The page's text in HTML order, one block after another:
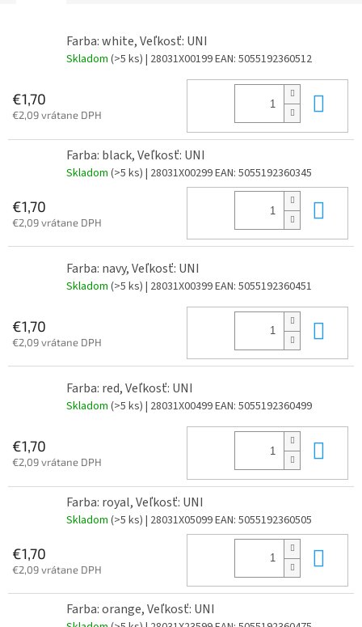
Farba: white, Veľkosť: UNI
Skladom (>5 ks) | 28031X00199EAN: 5055192360512
€1,70
€2,09 vrátane DPH
Farba: black, Veľkosť: UNI
Skladom (>5 ks) | 28031X00299EAN: 5055192360345
€1,70
€2,09 vrátane DPH
Farba: navy, Veľkosť: UNI
Skladom (>5 ks) | 28031X00399EAN: 5055192360451
€1,70
€2,09 vrátane DPH
Farba: red, Veľkosť: UNI
Skladom (>5 ks) | 28031X00499EAN: 5055192360499
€1,70
€2,09 vrátane DPH
Farba: royal, Veľkosť: UNI
Skladom (>5 ks) | 28031X05099EAN: 5055192360505
€1,70
€2,09 vrátane DPH
Farba: orange, Veľkosť: UNI